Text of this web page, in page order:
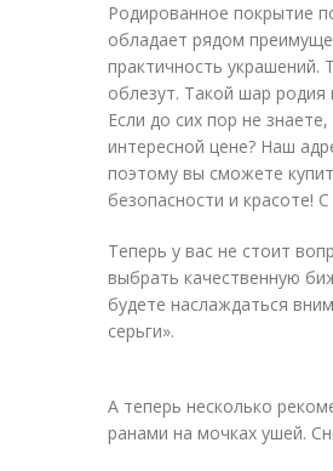
Родированное покрытие
обладает рядом
практичность украшений.
облезут. Такой шар родия
Если до сих пор не
интересной цене? Наш
поэтому вы сможете
безопасности и красоте!
Теперь у вас не стоит
выбрать качественную
будете наслаждаться
серьги».
А теперь несколько
ранами на мочках ушей.